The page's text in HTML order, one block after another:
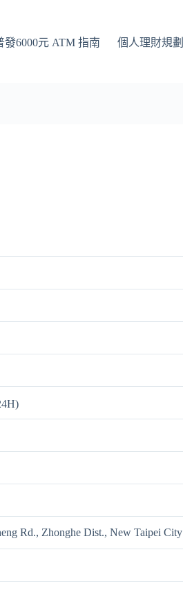
發6000元 ATM 指南 個人理財規劃
Rd., Zhonghe Dist., New Taipei City